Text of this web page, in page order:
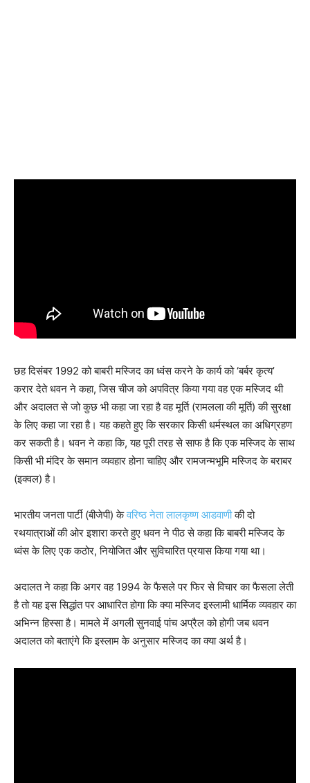
छह दिसंबर 1992 को बाबरी मस्जिद का ध्वंस करने के कार्य को ‘बर्बर कृत्य’
करार देते धवन ने कहा, जिस चीज को अपवित्र किया गया वह एक मस्जिद थी
और अदालत से जो कुछ भी कहा जा रहा है वह मूर्ति (रामलला की मूर्ति) की सुरक्षा
के लिए कहा जा रहा है। यह कहते हुए कि सरकार किसी धर्मस्थल का अधिग्रहण
कर सकती है। धवन ने कहा कि, यह पूरी तरह से साफ है कि एक मस्जिद के साथ
किसी भी मंदिर के समान व्यवहार होना चाहिए और रामजन्मभूमि मस्जिद के बराबर
(इक्वल) है।
भारतीय जनता पार्टी (बीजेपी) केवरिष्ठ नेता लालकृष्ण आडवाणीकी दो
रथयात्राओं की ओर इशारा करते हुए धवन ने पीठ से कहा कि बाबरी मस्जिद के
ध्वंस के लिए एक कठोर, नियोजित और सुविचारित प्रयास किया गया था।
अदालत ने कहा कि अगर वह 1994 के फैसले पर फिर से विचार का फैसला लेती
है तो यह इस सिद्धांत पर आधारित होगा कि क्या मस्जिद इस्लामी धार्मिक व्यवहार का
अभिन्न हिस्सा है। मामले में अगली सुनवाई पांच अप्रैल को होगी जब धवन
अदालत को बताएंगे कि इस्लाम के अनुसार मस्जिद का क्या अर्थ है।